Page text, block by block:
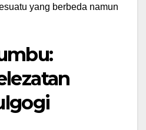
yang berbeda namun